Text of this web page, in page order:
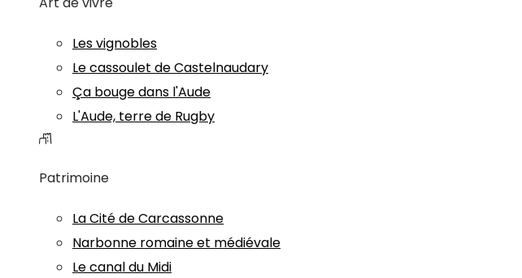
Les vignobles
Le cassoulet de Castelnaudary
Ça bouge dans l'Aude
L'Aude, terre de Rugby
Patrimoine
La Cité de Carcassonne
Narbonne romaine et médiévale
Le canal du Midi